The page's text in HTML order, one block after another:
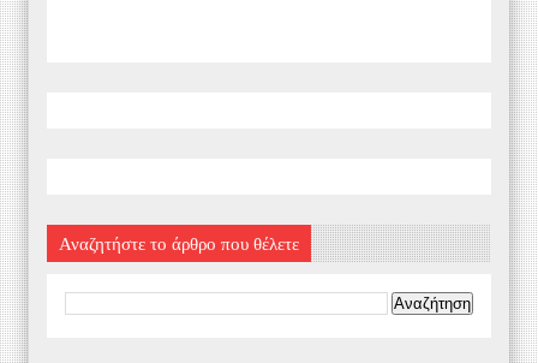
Αναζητήστε το άρθρο που θέλετε